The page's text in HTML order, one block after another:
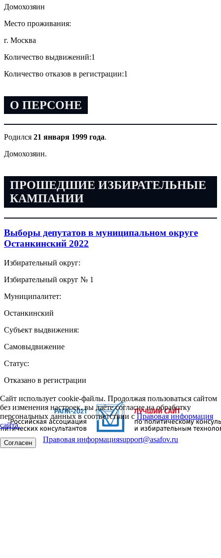
Домохозяин
Место проживания:
г. Москва
Количество выдвижений:1
Количество отказов в регистрации:1
О ПЕРСОНЕ
Родился 21 января 1999 года.
Домохозяин.
ПРОШЕДШИЕ ИЗБИРАТЕЛЬНЫЕ
КАМПАНИИ
Выборы депутатов в муниципальном округе
Останкинский 2022
Избирательный округ:
Избирательный округ № 1
Муниципалитет:
Останкинский
Субъект выдвижения:
Самовыдвижение
Статус:
Отказано в регистрации
Сайт использует cookie-файлы. Продолжая пользоваться сайтом
без изменения настроек, вы даёте согласие на обработку
персональных данных в соответствии сПравовая информация
сайта.
Согласен Правовая информацияsupport@asafov.ru